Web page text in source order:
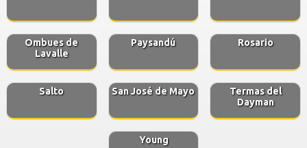
Ombues de
Lavalle
Paysandú Rosario
Salto San José de Mayo
Termas del
Dayman
Young